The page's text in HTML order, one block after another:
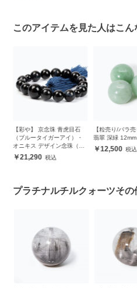
このアイテムを見た人はこ
【彩や】 京念珠 青虎目石
（ブルータイガーアイ）・
オニキス デザイン念珠（子
ども用）
21,290
【粒売り/バラ
翡翠 深緑 12mm
12,500
プラチナルチルクォーツその